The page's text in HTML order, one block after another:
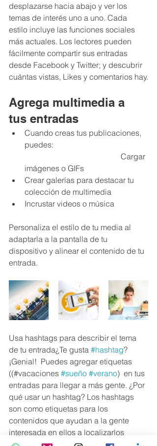
desplazarse hacia abajo y ver los
temas de interés uno a uno. Cada
estilo incluye las funciones sociales
más actuales. Los lectores pueden
fácilmente compartir sus entradas
desde Facebook y Twitter; y descubrir
cuántas vistas, Likes y comentarios hay.
Agrega multimedia a
tus entradas
Cuando creas tus publicaciones,
puedes:
                                                 Cargar
imágenes o GIFs
Crear galerías para destacar tu
colección de multimedia
Incrustar videos o música
Personaliza el estilo de tu media al
adaptarla a la pantalla de tu
dispositivo y alinear el contenido de tu
entrada.
Usa hashtags para describir el tema
de tu entrada¿Te gusta #hashtag?
¡Genial!  Puedes agregar etiquetas
((#vacaciones #sueño #verano)  en tus
entradas para llegar a más gente. ¿Por
qué usar un hashtag? Los hashtags
son como etiquetas para los
contenidos que ayudan a la gente
interesada en ellos a localizarlos
fácilmente.  Usar hashtags multiplica